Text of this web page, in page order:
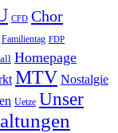
CFD Chor
Familientag FDP
Homepage
MTV Nostalgie
Uetze Unser